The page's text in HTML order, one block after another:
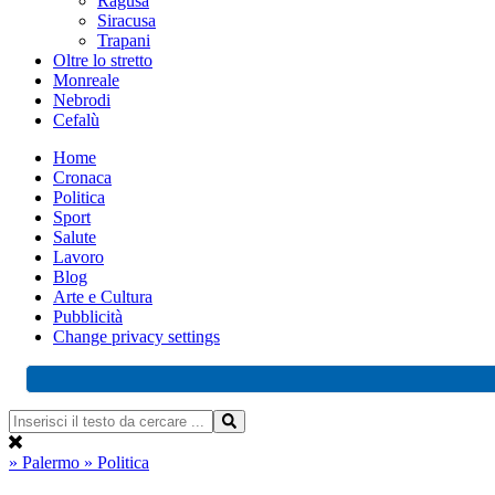
Siracusa
Trapani
Oltre lo stretto
Monreale
Nebrodi
Cefalù
Home
Cronaca
Politica
Sport
Salute
Lavoro
Blog
Arte e Cultura
Pubblicità
Change privacy settings
» Palermo » Politica